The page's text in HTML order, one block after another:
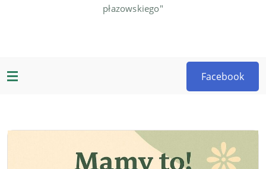
płazowskiego"
Facebook